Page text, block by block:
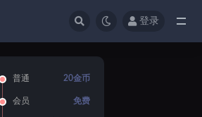
登录
普通 20金币
会员 免费